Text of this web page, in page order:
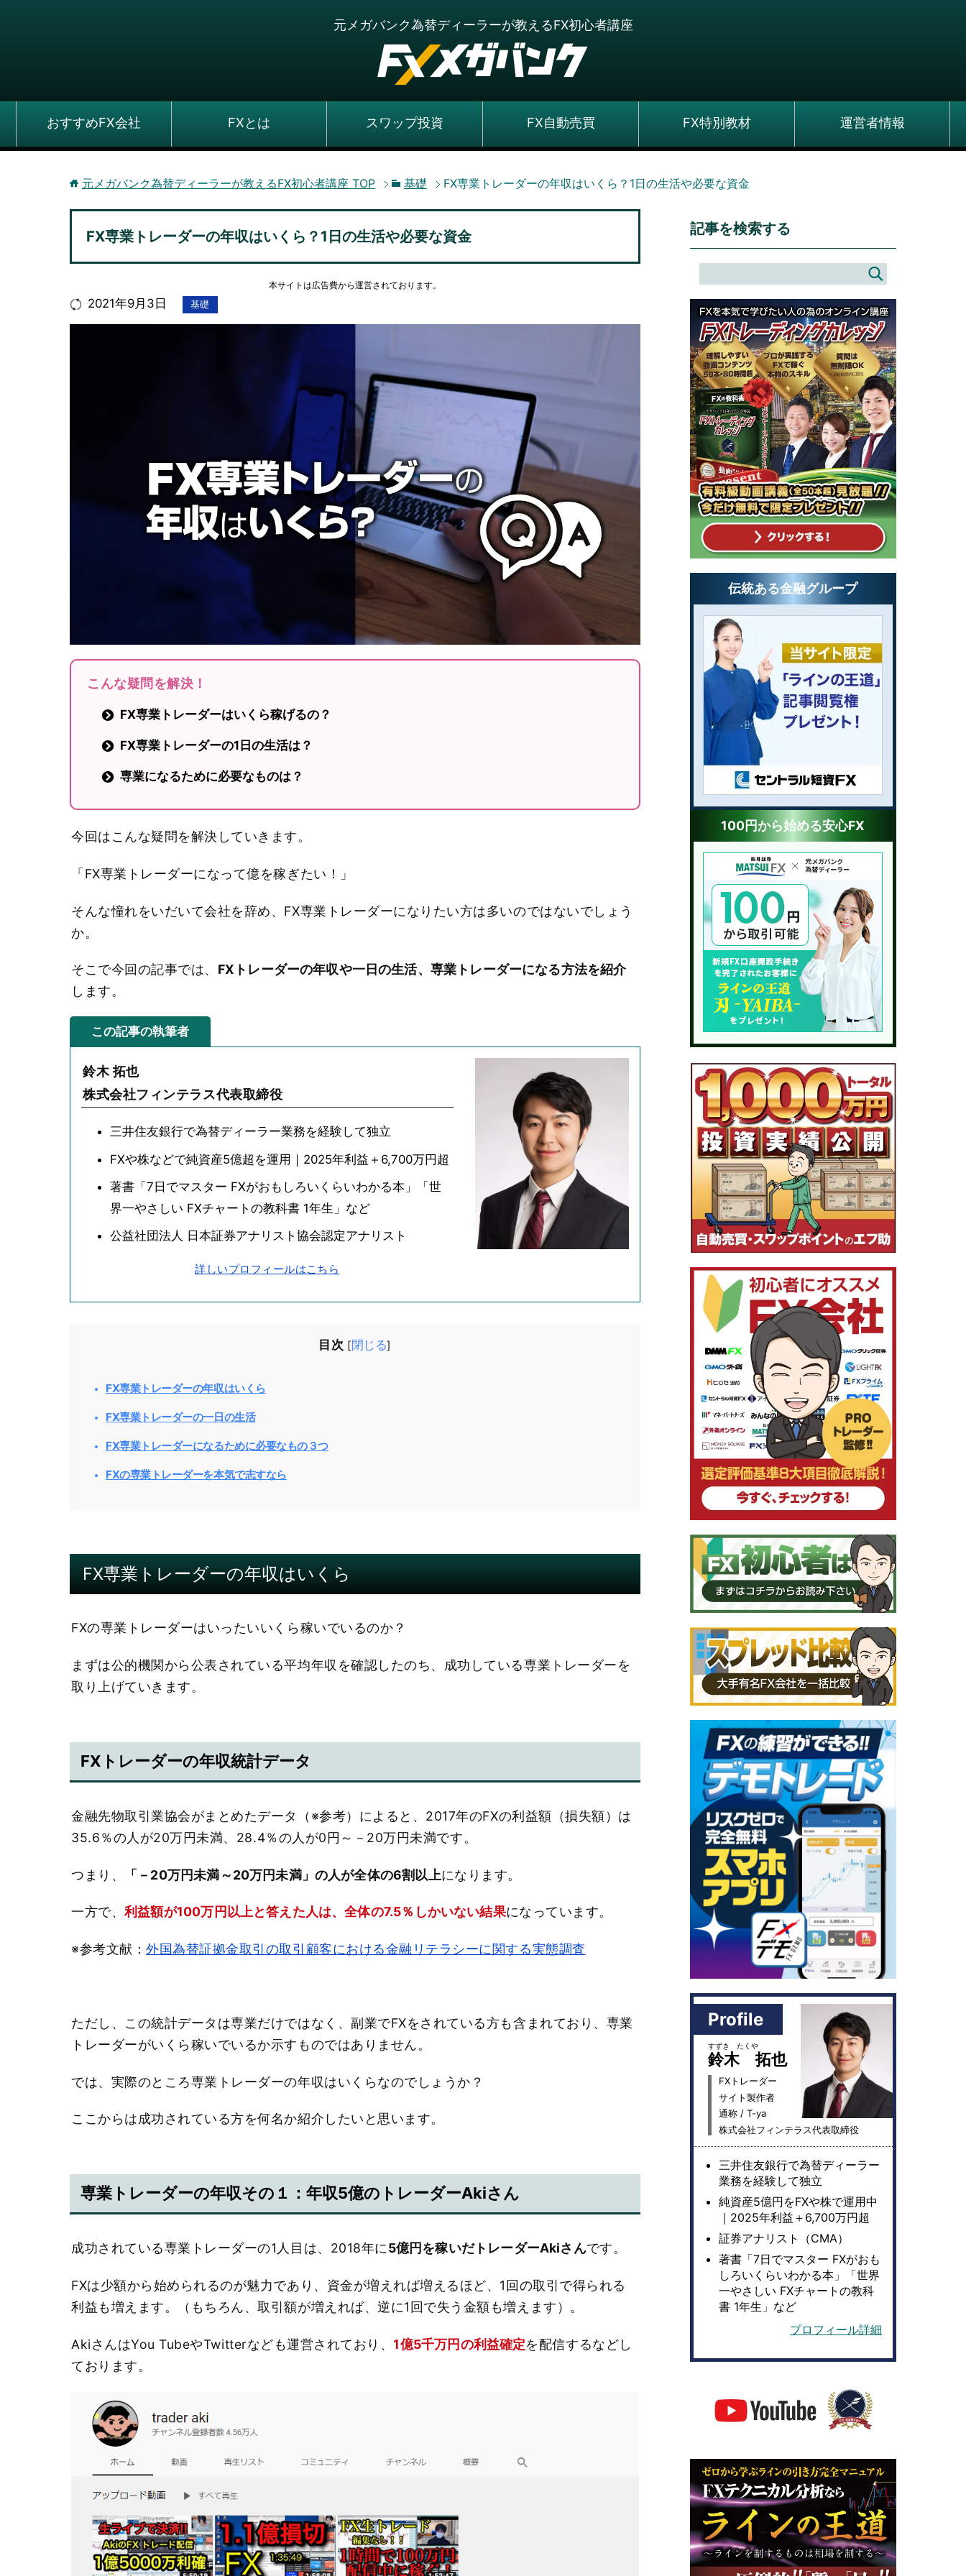
元メガバンク為替ディーラーが教えるFX初心者講座
おすすめFX会社 FXとは スワップ投資 FX自動売買 FX特別教材 運営者情報
元メガバンク為替ディーラーが教えるFX初心者講座 TOP 基礎 FX専業トレーダーの年収はいくら？1日の生活や必要な資金
FX専業トレーダーの年収はいくら？1日の生活や必要な資金
本サイトは広告費から運営されております。
2021年9月3日 基礎
こんな疑問を解決！
FX専業トレーダーはいくら稼げるの？
FX専業トレーダーの1日の生活は？
専業になるために必要なものは？
今回はこんな疑問を解決していきます。
「FX専業トレーダーになって億を稼ぎたい！」
そんな憧れをいだいて会社を辞め、FX専業トレーダーになりたい方は多いのではないでしょう
か。
そこで今回の記事では、 FXトレーダーの年収や一日の生活、専業トレーダーになる方法を紹介
します。
この記事の執筆者
鈴木 拓也
株式会社フィンテラス代表取締役
三井住友銀行で為替ディーラー業務を経験して独立
FXや株などで純資産5億超を運用｜2025年利益＋6,700万円超
著書「7日でマスター FXがおもしろいくらいわかる本」「世
界一やさしい FXチャートの教科書 1年生」など
公益社団法人 日本証券アナリスト協会認定アナリスト
詳しいプロフィールはこちら
目次 [閉じる]
FX専業トレーダーの年収はいくら
FX専業トレーダーの一日の生活
FX専業トレーダーになるために必要なもの３つ
FXの専業トレーダーを本気で志すなら
FX専業トレーダーの年収はいくら
FXの専業トレーダーはいったいいくら稼いでいるのか？
まずは公的機関から公表されている平均年収を確認したのち、成功している専業トレーダーを
取り上げていきます。
FXトレーダーの年収統計データ
金融先物取引業協会がまとめたデータ（※参考）によると、2017年のFXの利益額（損失額）は
35.6％の人が20万円未満、28.4％の人が0円～－20万円未満です。
つまり、 「－20万円未満～20万円未満」の人が全体の6割以上になります。
一方で、利益額が100万円以上と答えた人は、全体の7.5％しかいない結果になっています。
※参考文献：外国為替証拠金取引の取引顧客における金融リテラシーに関する実態調査
ただし、この統計データは専業だけではなく、副業でFXをされている方も含まれており、専業
トレーダーがいくら稼いでいるか示すものではありません。
では、実際のところ専業トレーダーの年収はいくらなのでしょうか？
ここからは成功されている方を何名か紹介したいと思います。
専業トレーダーの年収その１：年収5億のトレーダーAkiさん
成功されている専業トレーダーの1人目は、2018年に5億円を稼いだトレーダーAkiさんです。
FXは少額から始められるのが魅力であり、資金が増えれば増えるほど、1回の取引で得られる
利益も増えます。（もちろん、取引額が増えれば、逆に1回で失う金額も増えます）。
AkiさんはYou TubeやTwitterなども運営されており、1億5千万円の利益確定を配信するなどし
ております。
記事を検索する
伝統ある金融グループ
100円から始める安心FX
Profile
すずき たくや
鈴木 拓也
FXトレーダー
サイト製作者
通称 / T-ya
株式会社フィンテラス代表取締役
三井住友銀行で為替ディーラー
業務を経験して独立
純資産5億円をFXや株で運用中
｜2025年利益＋6,700万円超
証券アナリスト（CMA）
著書「7日でマスター FXがおも
しろいくらいわかる本」「世界
一やさしい FXチャートの教科
書 1年生」など
プロフィール詳細